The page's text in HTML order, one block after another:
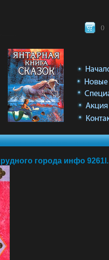
()
города инфо 9261l.